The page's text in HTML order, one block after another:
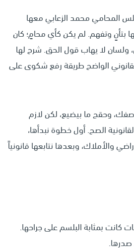
المحامي محمد الزعابي معها
بتأنٍ وتفهم. لم يكن كأي محامٍ؛ كان
لا يهاب قول الحق. شرح لها
الواضح طريقة رفع شكوى على
وحقج ما بيضيع، لكن لازم
الصح. أول خطوة نبدأها،
والأملاك، وبعدها نتابعها قانونياً
كانت بمثابة البلسم على جراحها.